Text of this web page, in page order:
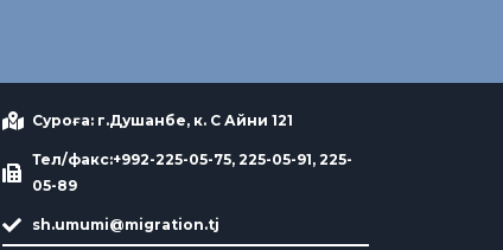
Суроға: г.Душанбе, к. С Айни 121
Тел/факс:+992-225-05-75, 225-05-91, 225-
05-89
sh.umumi@migration.tj